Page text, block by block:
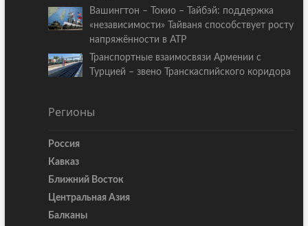
Вашингтон – Токио – Тайбэй: поддержка
«независимости» Тайваня способствует росту
напряжённости в АТР
Транспортные взаимосвязи Армении с
Турцией – звено Транскаспийского коридора
Регионы
Россия
Кавказ
Ближний Восток
Центральная Азия
Балканы